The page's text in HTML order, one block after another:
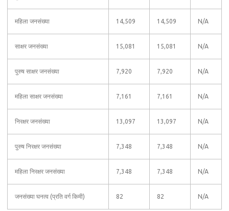
महिला जनसंख्या 14,509 14,509 N/A
साक्षर जनसंख्या 15,081 15,081 N/A
पुरुष साक्षर जनसंख्या 7,920 7,920 N/A
महिला साक्षर जनसंख्या 7,161 7,161 N/A
निरक्षर जनसंख्या 13,097 13,097 N/A
पुरुष निरक्षर जनसंख्या 7,348 7,348 N/A
महिला निरक्षर जनसंख्या 7,348 7,348 N/A
जनसंख्या घनत्व (प्रति वर्ग किमी) 82 82 N/A